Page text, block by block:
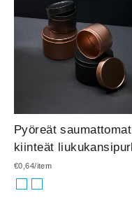
Pyöreät saumattomat
kiinteät
€0,64/item